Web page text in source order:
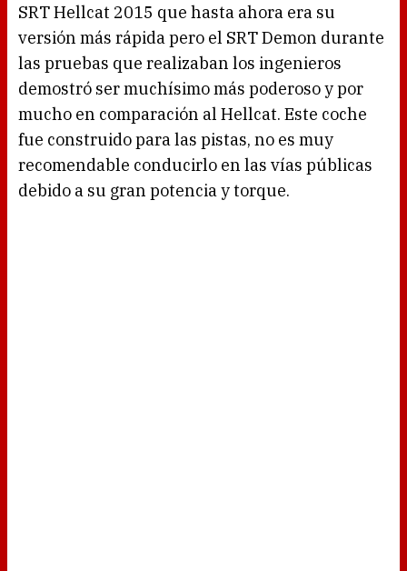
SRT Hellcat 2015 que hasta ahora era su
versión más rápida pero el SRT Demon durante
las pruebas que realizaban los ingenieros
demostró ser muchísimo más poderoso y por
mucho en comparación al Hellcat. Este coche
fue construido para las pistas, no es muy
recomendable conducirlo en las vías públicas
debido a su gran potencia y torque.